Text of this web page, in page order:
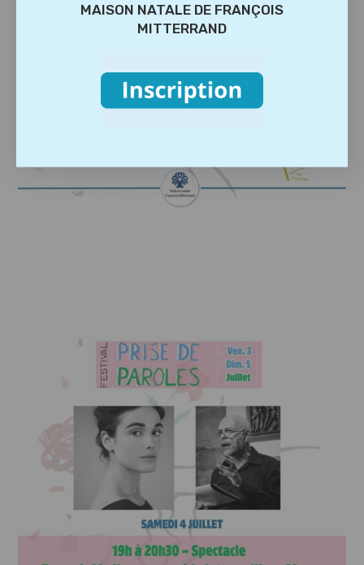
MAISON NATALE DE FRANÇOIS
MITTERRAND